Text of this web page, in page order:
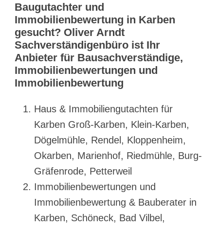
Baugutachter und
Immobilienbewertung in Karben
gesucht? Oliver Arndt
Sachverständigenbüro ist Ihr
Anbieter für Bausachverständige,
Immobilienbewertungen und
Immobilienbewertung
Haus & Immobiliengutachten für
Karben Groß-Karben, Klein-Karben,
Dögelmühle, Rendel, Kloppenheim,
Okarben, Marienhof, Riedmühle, Burg-
Gräfenrode, Petterweil
Immobilienbewertungen und
Immobilienbewertung & Bauberater in
Karben, Schöneck, Bad Vilbel,